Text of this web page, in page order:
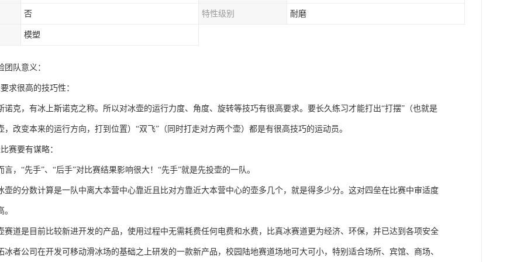
否 特性级别 耐磨
模塑
团队意义：
求很高的技巧性：
诺克，有冰上斯诺克之称。所以对冰壶的运行力度、角度、旋转等技巧有很高要求。要长久练习才能打出“打摆”（也就是
，改变本来的运行方向，打到位置）“双飞”（同时打走对方两个壶）都是有很高技巧的运动员。
赛要有谋略：
言，“先手”、“后手”对比赛结果影响很大！“先手”就是先投壶的一队。
壶的分数计算是一队中离大本营中心靠近且比对方靠近大本营中心的壶多几个，就是得多少分。这对四垒在比赛中审适度
赛道是目前比较新进开发的产品，使用过程中无需耗费任何电费和水费，比真冰赛道更为经济、环保，并已达到各项安全
冰者公司在开发可移动滑冰场的基础之上研发的一款新产品，校园陆地赛道场地可大可小，特别适合场所、宾馆、商场、